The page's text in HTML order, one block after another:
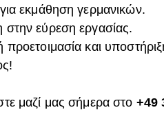
εκμάθηση γερμανικών.
εύρεση εργασίας.
και
μαζί μας σήμερα στο +49